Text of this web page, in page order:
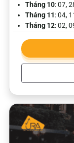
Tháng 10: 07,
Tháng 11: 04,
Tháng 12: 02,